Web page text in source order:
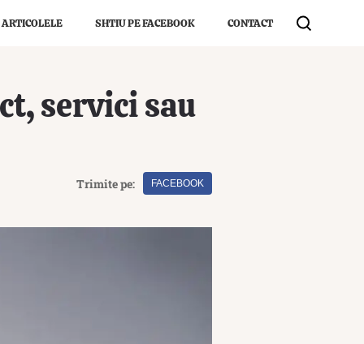
SHTIU PE FACEBOOK CONTACT
servici sau
Trimite pe: FACEBOOK